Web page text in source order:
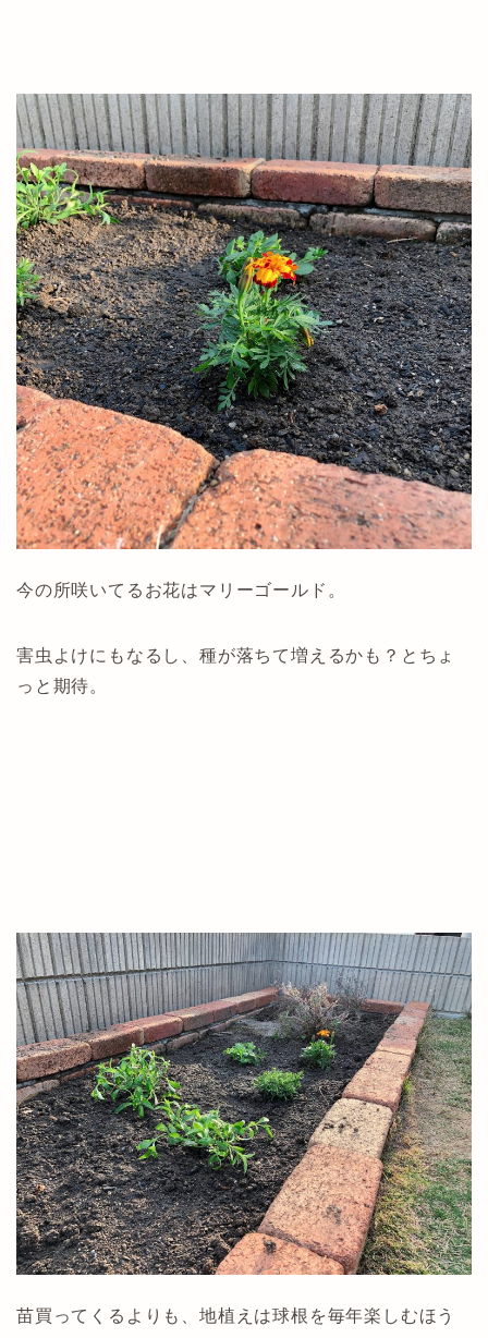
今の所咲いてるお花はマリーゴールド。
害虫よけにもなるし、種が落ちて増えるかも？とちょ
っと期待。
苗買ってくるよりも、地植えは球根を毎年楽しむほう